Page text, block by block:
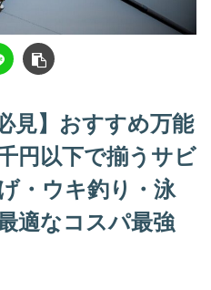
見】おすすめ万能
円以下で揃うサビ
・ウキ釣り・泳
適なコスパ最強